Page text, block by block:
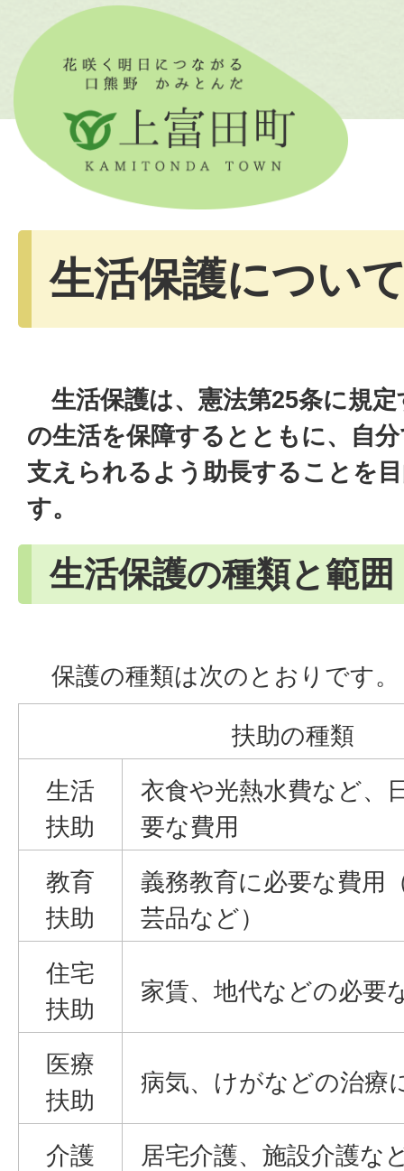
生活保護につい
生活保護は、憲法第25条に規
の生活を保障するとともに、自
支えられるよう助長することを
す。
生活保護の種類と範囲
保護の種類は次のとおりです。
扶助の種類
生活
扶助
衣食や光熱水費など、
要な費用
教育
扶助
義務教育に必要な費用
芸品など）
住宅
扶助
家賃、地代などの必要
医療
扶助
病気、けがなどの治療
介護
居宅介護、施設介護な